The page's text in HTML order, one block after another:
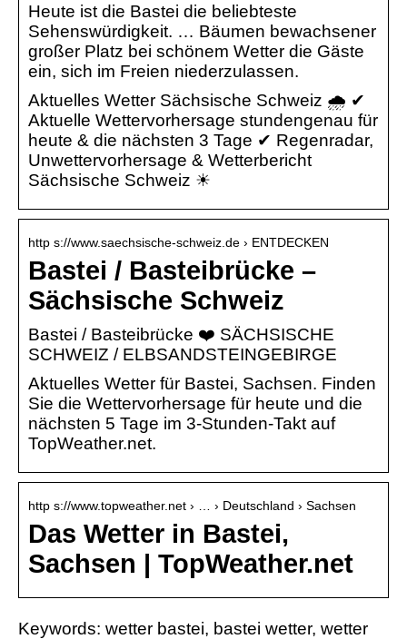
Heute ist die Bastei die beliebteste
Sehenswürdigkeit. … Bäumen bewachsener
großer Platz bei schönem Wetter die Gäste
ein, sich im Freien niederzulassen.
Aktuelles Wetter Sächsische Schweiz 🌧️ ✔
Aktuelle Wettervorhersage stundengenau für
heute & die nächsten 3 Tage ✔ Regenradar,
Unwettervorhersage & Wetterbericht
Sächsische Schweiz ☀
http s://www.saechsische-schweiz.de › ENTDECKEN
Bastei / Basteibrücke –
Sächsische Schweiz
Bastei / Basteibrücke ❤️ SÄCHSISCHE
SCHWEIZ / ELBSANDSTEINGEBIRGE
Aktuelles Wetter für Bastei, Sachsen. Finden
Sie die Wettervorhersage für heute und die
nächsten 5 Tage im 3-Stunden-Takt auf
TopWeather.net.
http s://www.topweather.net › … › Deutschland › Sachsen
Das Wetter in Bastei,
Sachsen | TopWeather.net
Keywords: wetter bastei, bastei wetter, wetter